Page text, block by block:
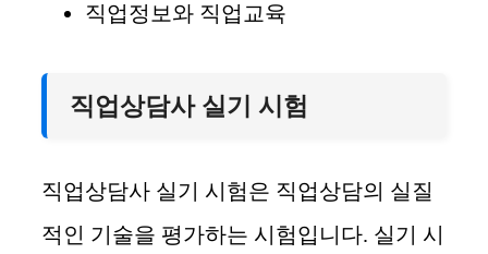
직업정보와 직업교육
직업상담사 실기 시험
직업상담사 실기 시험은 직업상담의 실질
적인 기술을 평가하는 시험입니다. 실기 시